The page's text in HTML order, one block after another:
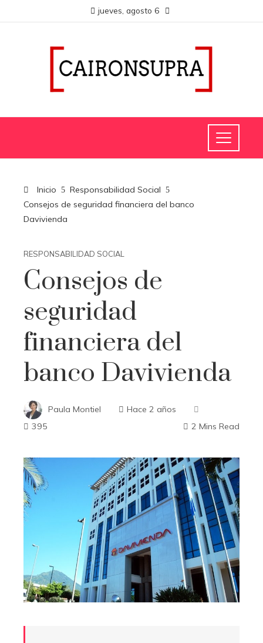
jueves, agosto 6
Inicio
Responsabilidad Social
Consejos de seguridad financiera del banco
Davivienda
RESPONSABILIDAD SOCIAL
Consejos de
seguridad
financiera del
banco Davivienda
Paula Montiel
Hace 2 años
395
2 Mins Read